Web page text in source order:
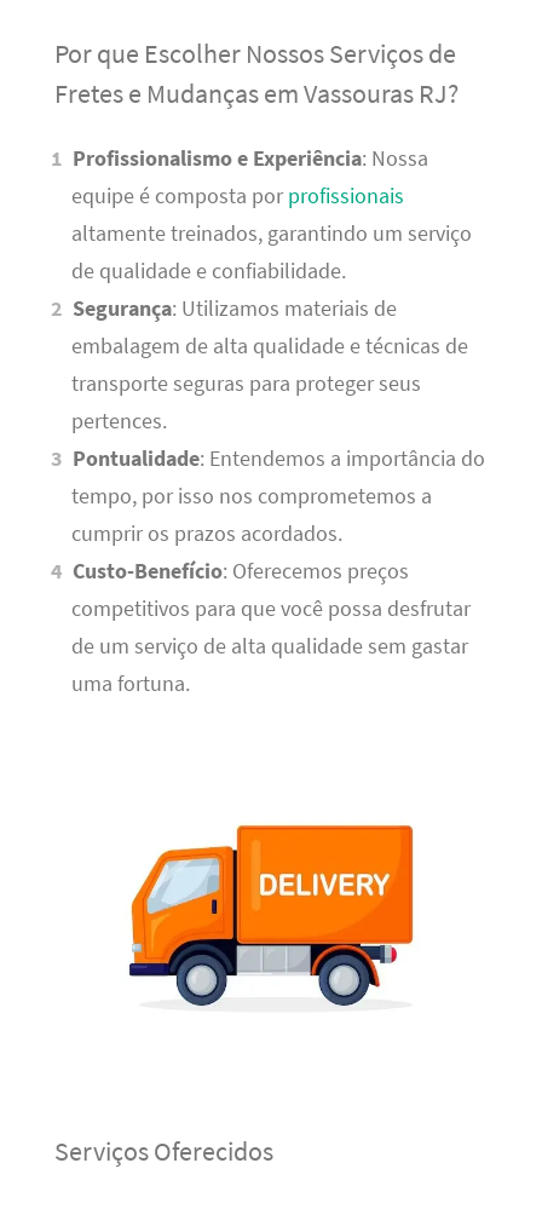
Por que Escolher Nossos Serviços de
Fretes e Mudanças em Vassouras RJ?
Profissionalismo e Experiência: Nossa
equipe é composta por profissionais
altamente treinados, garantindo um serviço
de qualidade e confiabilidade.
Segurança: Utilizamos materiais de
embalagem de alta qualidade e técnicas de
transporte seguras para proteger seus
pertences.
Pontualidade: Entendemos a importância do
tempo, por isso nos comprometemos a
cumprir os prazos acordados.
Custo-Benefício: Oferecemos preços
competitivos para que você possa desfrutar
de um serviço de alta qualidade sem gastar
uma fortuna.
Serviços Oferecidos